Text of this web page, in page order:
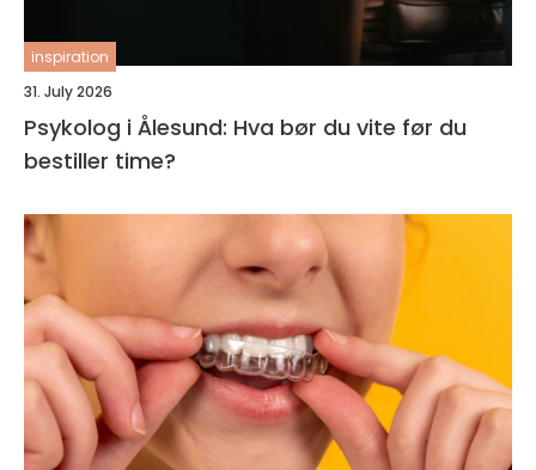
inspiration
31. July 2026
Psykolog i Ålesund: Hva bør du vite før du
bestiller time?